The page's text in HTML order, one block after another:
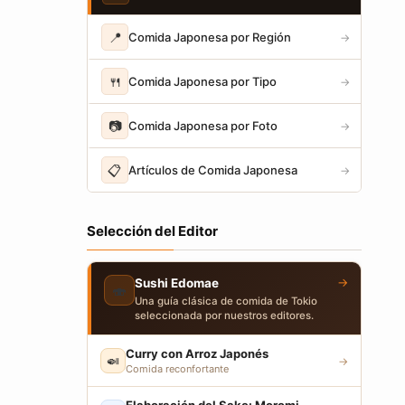
📍 Comida Japonesa por Región →
🍴 Comida Japonesa por Tipo →
📷 Comida Japonesa por Foto →
📋 Artículos de Comida Japonesa →
Selección del Editor
🍣 Sushi Edomae
Una guía clásica de comida de Tokio
seleccionada por nuestros editores.
→
🍛 Curry con Arroz Japonés
Comida reconfortante
→